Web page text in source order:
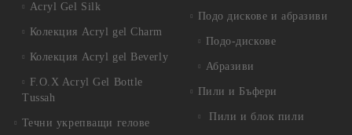
Acryl Gel Silk
Колекция Acryl gel Charm
Колекция Acryl gel Beverly
F.O.X Acryl Gel Bottle
Tussah
Течни укрепващи гелове
Подо дискове и абразиви
Подо-дискове
Абразиви
Пили и Бъфери
Пили и блок пили